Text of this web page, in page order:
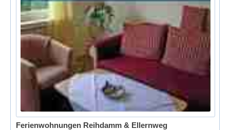
Ferienwohnungen Reihdamm & Ellernweg